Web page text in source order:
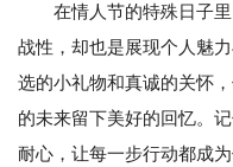
在情人节的特殊日子里
战性，却也是展现个人魅
选的小礼物和真诚的关怀
的未来留下美好的回忆。
耐心，让每一步行动都成